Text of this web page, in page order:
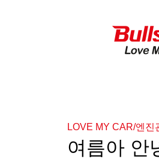
LOVE MY CAR/엔진
여름아 안